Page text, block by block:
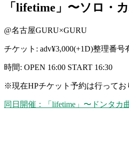
「lifetime」〜ソロ・
@名古屋GURU×GURU
チケット: adv¥3,000(+1D)整理番号
時間: OPEN 16:00 START 16:30
※現在HPチケット予約は行ってお
同日開催：「lifetime」〜ドンタカ